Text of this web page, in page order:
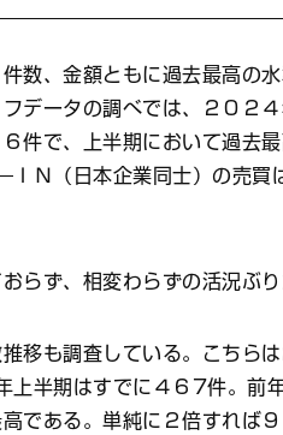
数、金額ともに過去最高の
データの調べでは、２０２
件で、上半期において過去
Ｎ（日本企業同士）の売買
ず、相変わらずの活況ぶり
移も調査している。こちら
上半期はすでに４６7件。前
である。単純に２倍すれば